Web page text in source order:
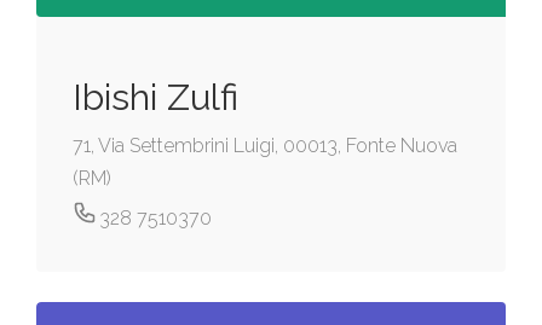
Ibishi Zulfi
71, Via Settembrini Luigi, 00013, Fonte Nuova
(RM)
328 7510370